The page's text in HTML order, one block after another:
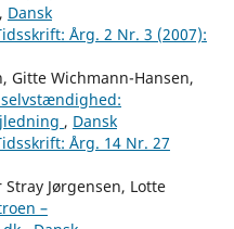
, Dansk
Årg. 2 Nr. 3 (2007):
Gitte Wichmann-Hansen,
, Dansk
Årg. 14 Nr. 27
Jørgensen, Lotte
–